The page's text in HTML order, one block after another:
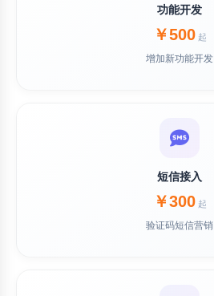
功能开发
￥500 起
增加新功能开发
短信接入
￥300 起
验证码短信营销